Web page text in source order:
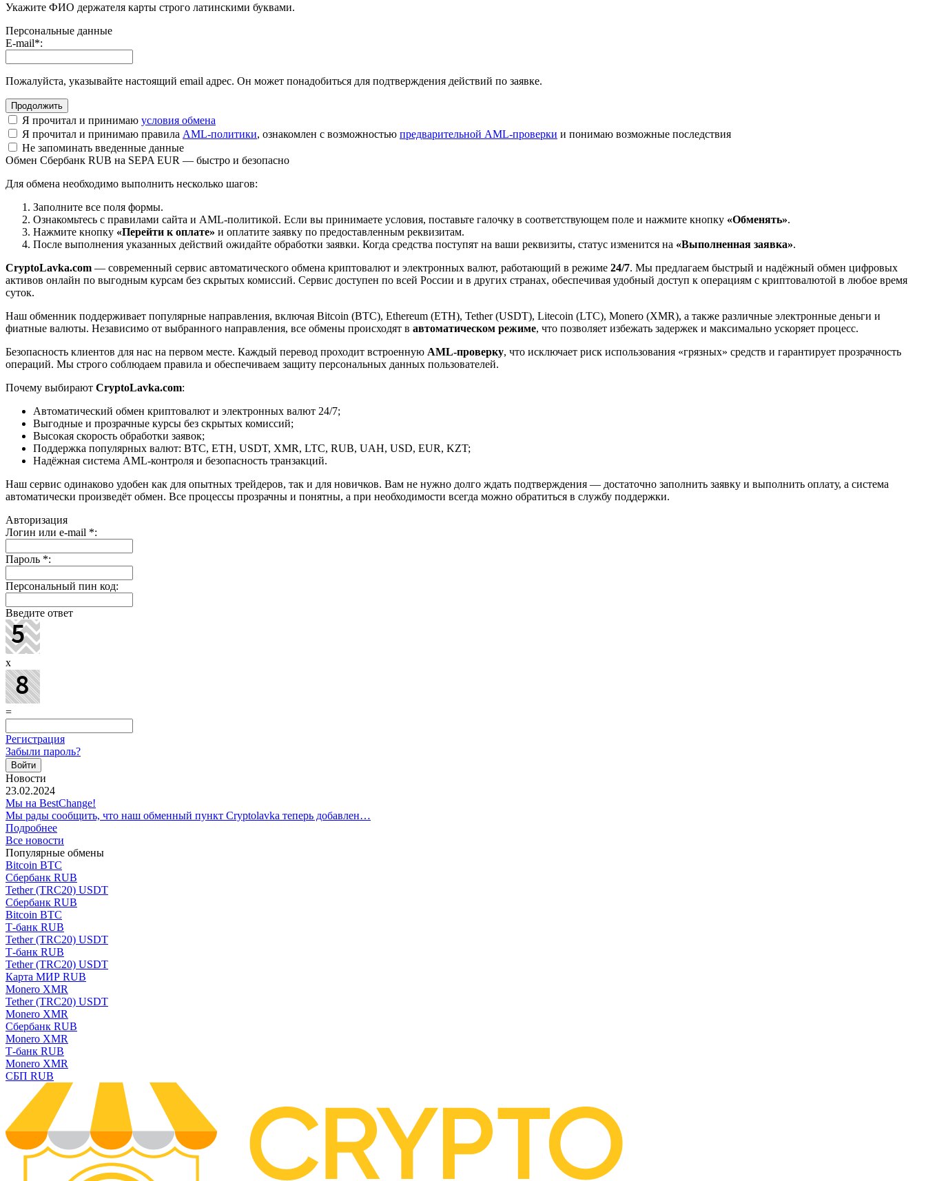
Укажите ФИО держателя карты строго латинскими буквами.
Персональные данные
E-mail*:
Пожалуйста, указывайте настоящий email адрес. Он может понадобиться для подтверждения действий по заявке.
Я прочитал и принимаю условия обмена
Я прочитал и принимаю правила AML-политики, ознакомлен с возможностью предварительной AML-проверки и понимаю возможные последствия
Не запоминать введенные данные
Обмен Сбербанк RUB на SEPA EUR — быстро и безопасно
Для обмена необходимо выполнить несколько шагов:
Заполните все поля формы.
Ознакомьтесь с правилами сайта и AML-политикой. Если вы принимаете условия, поставьте галочку в соответствующем поле и нажмите кнопку «Обменять».
Нажмите кнопку «Перейти к оплате» и оплатите заявку по предоставленным реквизитам.
После выполнения указанных действий ожидайте обработки заявки. Когда средства поступят на ваши реквизиты, статус изменится на «Выполненная заявка».
CryptoLavka.com — современный сервис автоматического обмена криптовалют и электронных валют, работающий в режиме 24/7. Мы предлагаем быстрый и надёжный обмен цифровых
активов онлайн по выгодным курсам без скрытых комиссий. Сервис доступен по всей России и в других странах, обеспечивая удобный доступ к операциям с криптовалютой в любое время
суток.
Наш обменник поддерживает популярные направления, включая Bitcoin (BTC), Ethereum (ETH), Tether (USDT), Litecoin (LTC), Monero (XMR), а также различные электронные деньги и
фиатные валюты. Независимо от выбранного направления, все обмены происходят в автоматическом режиме, что позволяет избежать задержек и максимально ускоряет процесс.
Безопасность клиентов для нас на первом месте. Каждый перевод проходит встроенную AML-проверку, что исключает риск использования «грязных» средств и гарантирует прозрачность
операций. Мы строго соблюдаем правила и обеспечиваем защиту персональных данных пользователей.
Почему выбирают CryptoLavka.com:
Автоматический обмен криптовалют и электронных валют 24/7;
Выгодные и прозрачные курсы без скрытых комиссий;
Высокая скорость обработки заявок;
Поддержка популярных валют: BTC, ETH, USDT, XMR, LTC, RUB, UAH, USD, EUR, KZT;
Надёжная система AML-контроля и безопасность транзакций.
Наш сервис одинаково удобен как для опытных трейдеров, так и для новичков. Вам не нужно долго ждать подтверждения — достаточно заполнить заявку и выполнить оплату, а система
автоматически произведёт обмен. Все процессы прозрачны и понятны, а при необходимости всегда можно обратиться в службу поддержки.
Авторизация
Логин или e-mail *:
Пароль *:
Персональный пин код:
Введите ответ
x
=
Регистрация
Забыли пароль?
Новости
23.02.2024
Мы на BestChange!
Мы рады сообщить, что наш обменный пункт Cryptolavka теперь добавлен…
Подробнее
Все новости
Популярные обмены
Bitcoin BTC
Сбербанк RUB
Tether (TRC20) USDT
Сбербанк RUB
Bitcoin BTC
Т-банк RUB
Tether (TRC20) USDT
Т-банк RUB
Tether (TRC20) USDT
Карта МИР RUB
Monero XMR
Tether (TRC20) USDT
Monero XMR
Сбербанк RUB
Monero XMR
Т-банк RUB
Monero XMR
СБП RUB